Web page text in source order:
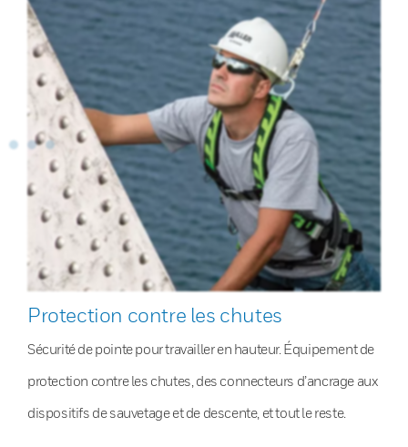
Protection contre les chutes
Sécurité de pointe pour travailler en hauteur. Équipement de
protection contre les chutes, des connecteurs d’ancrage aux
dispositifs de sauvetage et de descente, et tout le reste.